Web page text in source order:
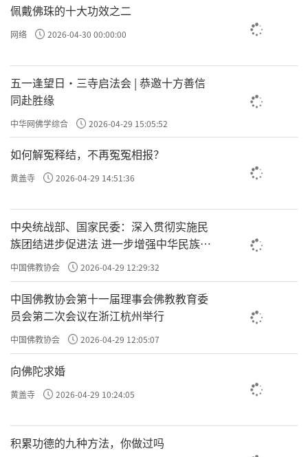
佩戴佛珠的十大功效之二
网络 2026-04-30 00:00:00
五一逢望日・三寺启法会 | 恭邀十方善信
同赴胜缘
中华网佛学综合 2026-04-29 15:05:52
如何解冤释结，不再冤冤相报？
黄盖寺 2026-04-29 14:51:36
中央统战部、国家民委：深入贯彻实施民
族团结进步促进法 进一步增强中华民族凝
聚力向心力
中国佛教协会 2026-04-29 12:29:32
中国佛教协会第十一届理事会佛教教育委
员会第二次会议在浙江杭州举行
中国佛教协会 2026-04-29 12:05:07
向佛陀求婚
黄盖寺 2026-04-29 10:24:05
积累功德的九种方法，你做过吗